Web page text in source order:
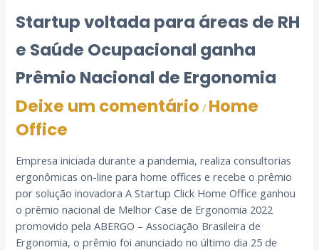
Startup voltada para áreas de RH
e Saúde Ocupacional ganha
Prêmio Nacional de Ergonomia
Deixe um comentário / Home
Office
Empresa iniciada durante a pandemia, realiza consultorias
ergonômicas on-line para home offices e recebe o prêmio
por solução inovadora A Startup Click Home Office ganhou
o prêmio nacional de Melhor Case de Ergonomia 2022
promovido pela ABERGO – Associação Brasileira de
Ergonomia, o prêmio foi anunciado no último dia 25 de